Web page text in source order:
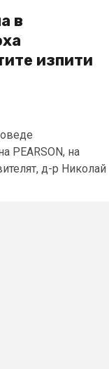
в
изпити
PEARSON, на
д-р Николай